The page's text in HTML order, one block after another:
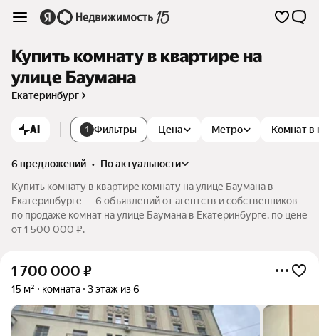
Купить комнату в квартире на
улице Баумана
Екатеринбург
AI 1 Фильтры Цена Метро Комнат в
6 предложений •
по актуальности
Купить комнату в квартире комнату на улице Баумана в
Екатеринбурге — 6 объявлений от агентств и собственников
по продаже комнат на улице Баумана в Екатеринбурге. по цене
от 1 500 000 ₽.
1 700 000 ₽
15 м² комната 3 этаж из 6